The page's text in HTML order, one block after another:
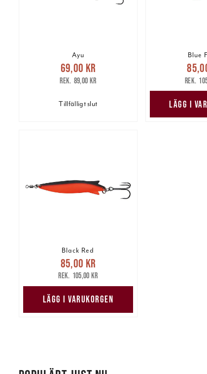
Ayu
Nuvarande pris
69,00 krTidigare pris
89,00 kr
69,00 kr
89,00 kr
Tillfälligt slut
Blue
85,00 kr
LÄGG I
Black Red
Nuvarande pris
85,00 krTidigare pris
105,00 kr
85,00 kr
105,00 kr
LÄGG I VARUKORGEN